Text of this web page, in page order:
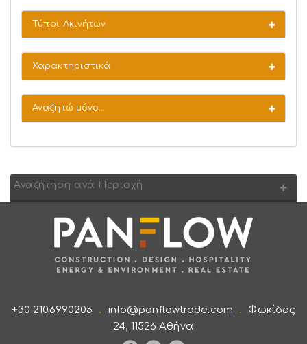
Τύποι Ακινήτων
Χαρακτηριστικά
Αναζητώ μόνο...
Αναζήτηση ανά Περιοχή
+30 2106990205 . info@panflowtrade.com .
Φωκίδος
24, 11526 Αθήνα